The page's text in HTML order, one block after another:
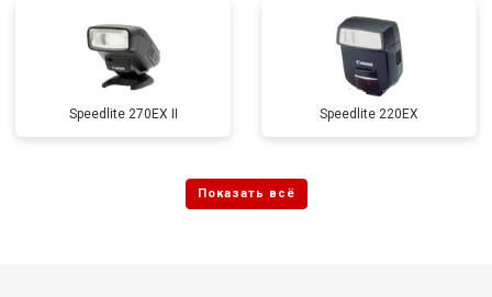
Speedlite 270EX II Speedlite 220EX